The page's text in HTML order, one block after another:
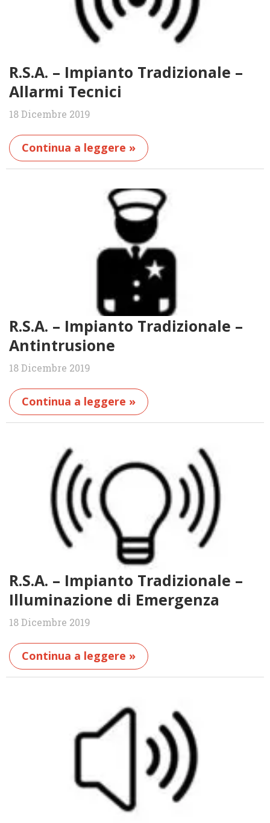
R.S.A. – Impianto Tradizionale –
Allarmi Tecnici
18 Dicembre 2019
Continua a leggere »
R.S.A. – Impianto Tradizionale –
Antintrusione
18 Dicembre 2019
Continua a leggere »
R.S.A. – Impianto Tradizionale –
Illuminazione di Emergenza
18 Dicembre 2019
Continua a leggere »